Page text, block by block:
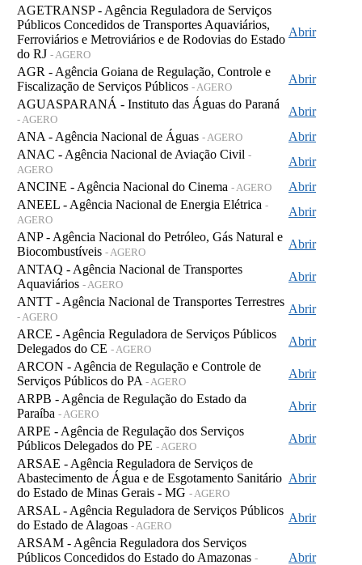
AGETRANSP - Agência Reguladora de Serviços
Públicos Concedidos de Transportes Aquaviários,
Ferroviários e Metroviários e de Rodovias do Estado
do RJ - AGERO
Abrir
AGR - Agência Goiana de Regulação, Controle e
Fiscalização de Serviços Públicos - AGERO
Abrir
AGUASPARANÁ - Instituto das Águas do Paraná
- AGERO
Abrir
ANA - Agência Nacional de Águas - AGERO
Abrir
ANAC - Agência Nacional de Aviação Civil -
AGERO
Abrir
ANCINE - Agência Nacional do Cinema - AGERO
Abrir
ANEEL - Agência Nacional de Energia Elétrica -
AGERO
Abrir
ANP - Agência Nacional do Petróleo, Gás Natural e
Biocombustíveis - AGERO
Abrir
ANTAQ - Agência Nacional de Transportes
Aquaviários - AGERO
Abrir
ANTT - Agência Nacional de Transportes Terrestres
- AGERO
Abrir
ARCE - Agência Reguladora de Serviços Públicos
Delegados do CE - AGERO
Abrir
ARCON - Agência de Regulação e Controle de
Serviços Públicos do PA - AGERO
Abrir
ARPB - Agência de Regulação do Estado da
Paraíba - AGERO
Abrir
ARPE - Agência de Regulação dos Serviços
Públicos Delegados do PE - AGERO
Abrir
ARSAE - Agência Reguladora de Serviços de
Abastecimento de Água e de Esgotamento Sanitário
do Estado de Minas Gerais - MG - AGERO
Abrir
ARSAL - Agência Reguladora de Serviços Públicos
do Estado de Alagoas - AGERO
Abrir
ARSAM - Agência Reguladora dos Serviços
Públicos Concedidos do Estado do Amazonas -
Abrir